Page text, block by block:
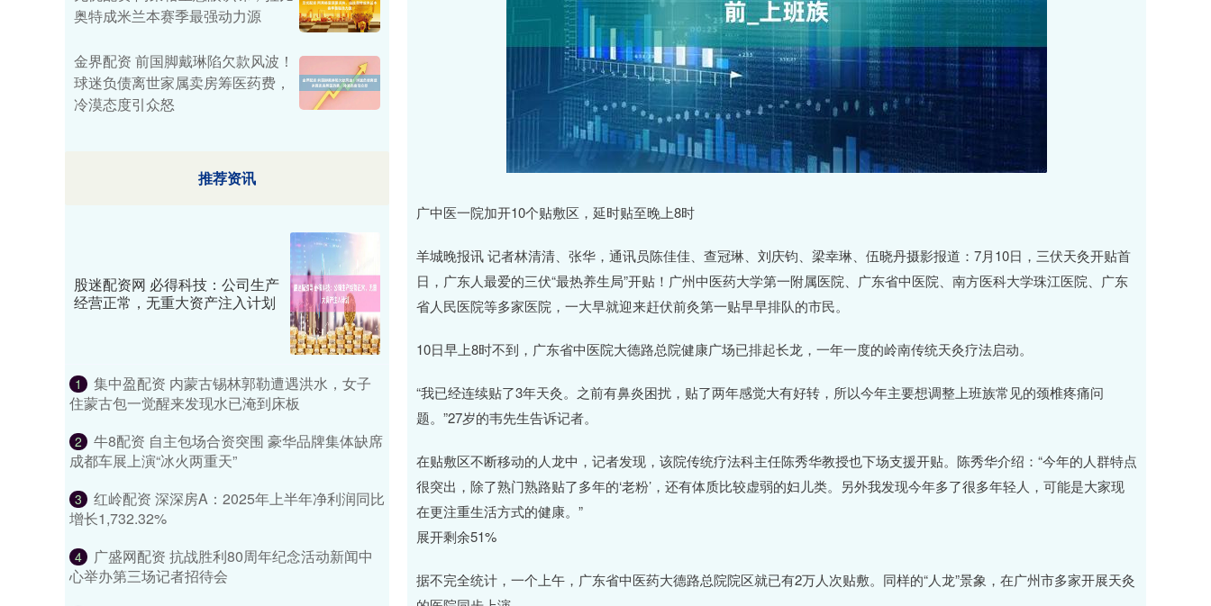
广中医一院加开10个贴敷区，延时贴至晚上8时
羊城晚报讯 记者林清清、张华，通讯员陈佳佳、查冠琳、刘庆钧、梁幸琳、伍晓丹摄影报道：7月10日，三伏天灸开贴首
日，广东人最爱的三伏“最热养生局”开贴！广州中医药大学第一附属医院、广东省中医院、南方医科大学珠江医院、广东
省人民医院等多家医院，一大早就迎来赶伏前灸第一贴早早排队的市民。
10日早上8时不到，广东省中医院大德路总院健康广场已排起长龙，一年一度的岭南传统天灸疗法启动。
“我已经连续贴了3年天灸。之前有鼻炎困扰，贴了两年感觉大有好转，所以今年主要想调整上班族常见的颈椎疼痛问
题。”27岁的韦先生告诉记者。
在贴敷区不断移动的人龙中，记者发现，该院传统疗法科主任陈秀华教授也下场支援开贴。陈秀华介绍：“今年的人群特点
很突出，除了熟门熟路贴了多年的‘老粉’，还有体质比较虚弱的妇儿类。另外我发现今年多了很多年轻人，可能是大家现
在更注重生活方式的健康。”
展开剩余51%
据不完全统计，一个上午，广东省中医药大德路总院院区就已有2万人次贴敷。同样的“人龙”景象，在广州市多家开展天灸
奥特成米兰本赛季最强动力源
金界配资 前国脚戴琳陷欠款风波！
球迷负债离世家属卖房筹医药费，
冷漠态度引众怒
推荐资讯
股迷配资网 必得科技：公司生产
经营正常，无重大资产注入计划
1
集中盈配资 内蒙古锡林郭勒遭遇洪水，女子
住蒙古包一觉醒来发现水已淹到床板
2
牛8配资 自主包场合资突围 豪华品牌集体缺席
成都车展上演“冰火两重天”
3
红岭配资 深深房A：2025年上半年净利润同比
增长1,732.32%
4
广盛网配资 抗战胜利80周年纪念活动新闻中
心举办第三场记者招待会